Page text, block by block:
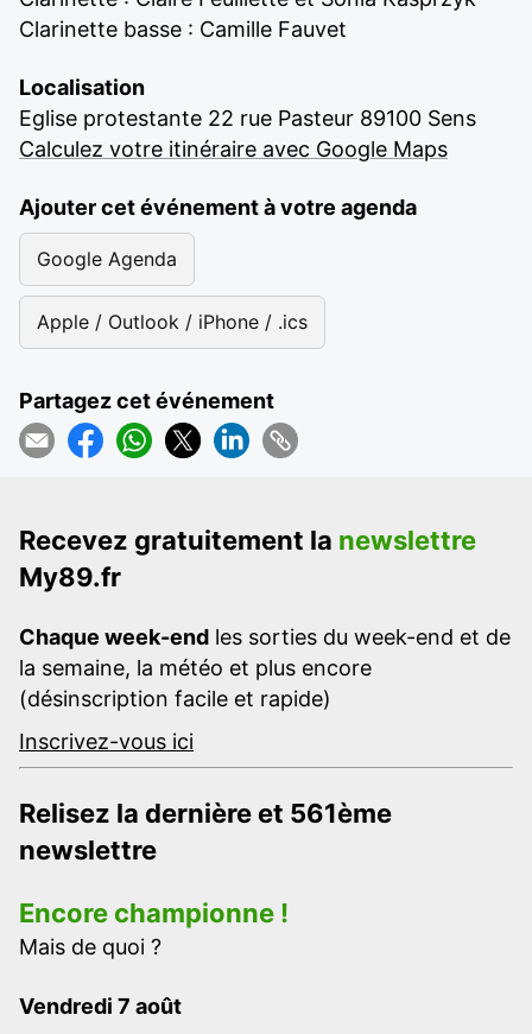
Clarinette basse : Camille Fauvet
Localisation
Eglise protestante 22 rue Pasteur 89100 Sens
Calculez votre itinéraire avec Google Maps
Ajouter cet événement à votre agenda
Google Agenda
Apple / Outlook / iPhone / .ics
Partagez cet événement
Recevez gratuitement la newslettre
My89.fr
Chaque week-end les sorties du week-end et de
la semaine, la météo et plus encore
(désinscription facile et rapide)
Inscrivez-vous ici
Relisez la dernière et 561ème
newslettre
Encore championne !
Mais de quoi ?
Vendredi 7 août